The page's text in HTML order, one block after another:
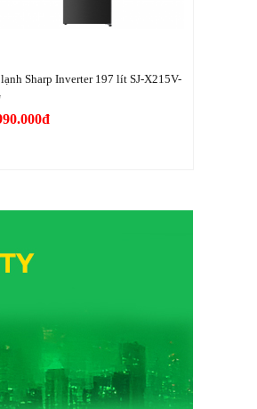
Sharp Inverter 197 lít SJ-X215V-